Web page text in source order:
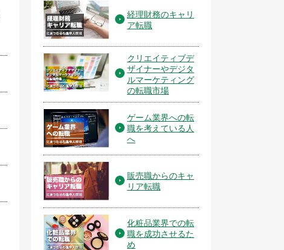
経理財務のキャリ
ア転職
クリエイティブデ
ザイナーやデジタ
ルマーケティング
の転職市場
ゲーム業界への転
職を考えている人
へ
販売職からのキャ
リア転職
化粧品業界での転
職を成功させるた
め